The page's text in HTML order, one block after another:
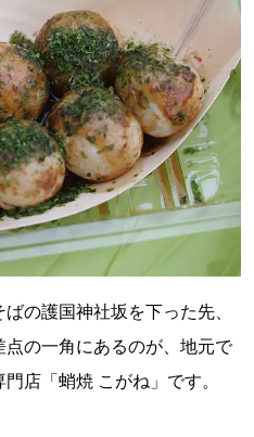
の護国神社坂を下った先、
の一角にあるのが、地元で
店「蛸焼 こがね」です。